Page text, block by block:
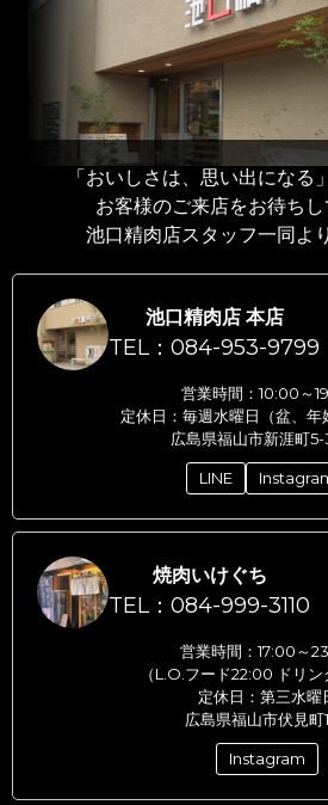
「おいしさは、思い出になる
お客様のご来店をお待ちし
池口精肉店スタッフ一同よ
池口精肉店 本店
TEL：084-953-9799
営業時間：10:00～
定休日：毎週水曜日（盆、年
広島県福山市新涯町5-
LINE
焼肉いけぐち
TEL：084-999-3110
営業時間：17:00～
（L.O.フード22:00 ドリン
定休日：第三水曜
広島県福山市伏見町
Instagram